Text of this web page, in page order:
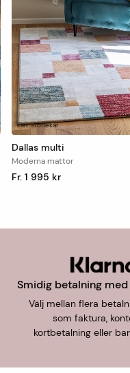
Fler storlekar
Dallas multi
Moderna mattor
Fr. 1 995 kr
Smidig betalning
Välj mellan flera
som faktura,
kortbetalning eller